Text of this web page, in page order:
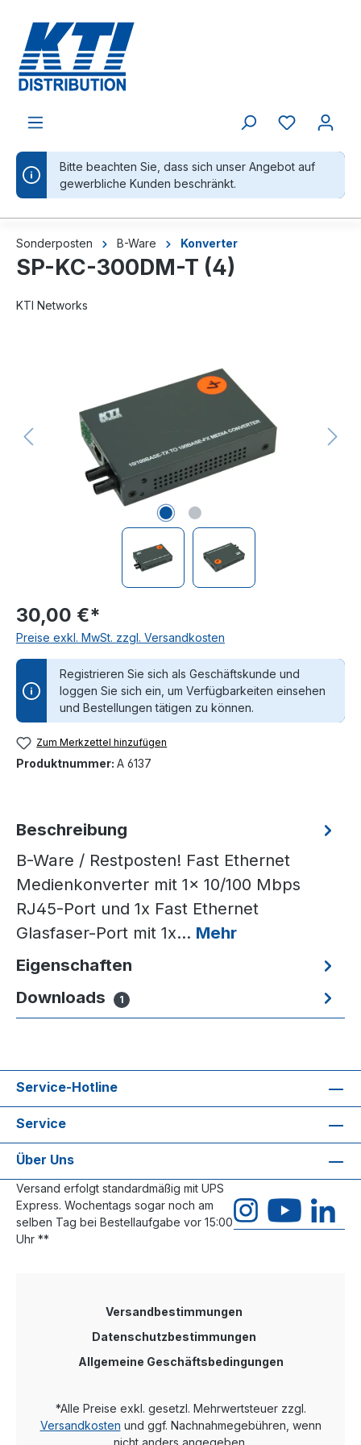
Bitte beachten Sie, dass sich unser Angebot auf
gewerbliche Kunden beschränkt.
Sonderposten B-Ware Konverter
SP-KC-300DM-T (4)
KTI Networks
30,00 €*
Preise exkl. MwSt. zzgl. Versandkosten
Registrieren Sie sich als Geschäftskunde und
loggen Sie sich ein, um Verfügbarkeiten einsehen
und Bestellungen tätigen zu können.
Zum Merkzettel hinzufügen
Produktnummer: A 6137
Beschreibung
B-Ware / Restposten! Fast Ethernet
Medienkonverter mit 1x 10/100 Mbps
RJ45-Port und 1x Fast Ethernet
Glasfaser-Port mit 1x… Mehr
Eigenschaften
Downloads
1
Service-Hotline
Service
Über Uns
Versand erfolgt standardmäßig mit UPS
Express. Wochentags sogar noch am
selben Tag bei Bestellaufgabe vor 15:00
Uhr **
Versandbestimmungen
Datenschutzbestimmungen
Allgemeine Geschäftsbedingungen
*Alle Preise exkl. gesetzl. Mehrwertsteuer zzgl.
Versandkosten und ggf. Nachnahmegebühren, wenn